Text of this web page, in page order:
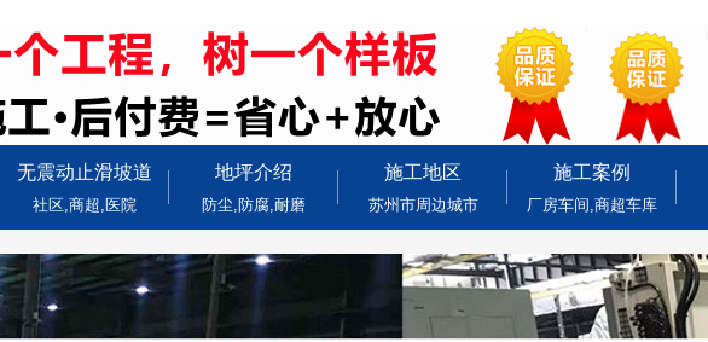
无震动止滑坡道
社区,商超,医院
地坪介绍
防尘,防腐,耐磨
施工地区
苏州市周边城市
施工案例
厂房车间,商超车库